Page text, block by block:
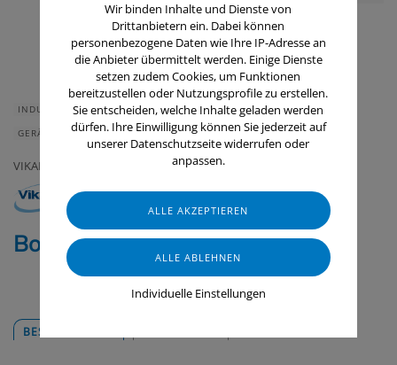
INDUSTRIE & HANDWERK
GASTRONOMIE & HOTELLERIE
GERÄTE & ZUBEHÖR
VIKAN
Bodenschieber, 600 mm
BESCHREIBUNG
Wir binden Inhalte und Dienste von
Drittanbietern ein. Dabei können
personenbezogene Daten wie Ihre IP-Adresse an
die Anbieter übermittelt werden. Einige Dienste
setzen zudem Cookies, um Funktionen
bereitzustellen oder Nutzungsprofile zu erstellen.
Sie entscheiden, welche Inhalte geladen werden
dürfen. Ihre Einwilligung können Sie jederzeit auf
unserer Datenschutzseite widerrufen oder
anpassen.
Individuelle Einstellungen